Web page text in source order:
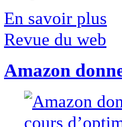
En savoir plus
Revue du web
Amazon